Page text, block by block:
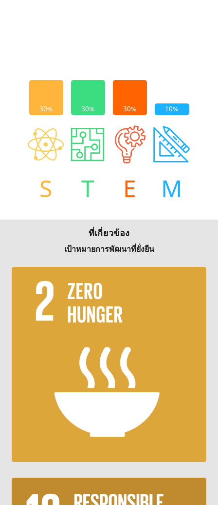
S T E M
ที่เกี่ยวข้อง
เป้าหมายการพัฒนาที่ยั่งยืน